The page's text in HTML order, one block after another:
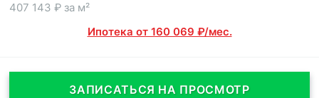
407 143 ₽ за м²
Ипотека от 160 069 ₽/мес.
ЗАПИСАТЬСЯ НА ПРОСМОТР